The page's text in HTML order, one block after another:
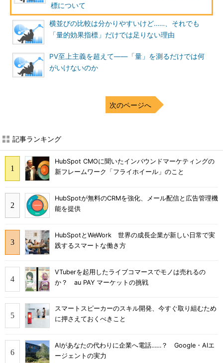
標について
横並びの比較は分かりやすいけど……、それでも
「量的効果指標」だけでは足りない理由
PV至上主義を超えて――「量」を測るだけでは何
がいけないのか
次のページへ
記事ランキング
HubSpot CMOに聞いたインバウンドマーケティングの
新フレームワーク「フライホイール」のこと
HubSpotが無料のCRMを強化、メール配信と広告管理機
能を提供
HubSpotとWeWork 世界の成長企業が新しい日常で実
践するスマートな働き方
VTuberを起用したライブコマースでモノは売れるの
か？ au PAY マーケットの挑戦
スマートスピーカーのスキル開発、今すぐ取り組むため
に押さえておくべきこと
AIがあなたの代わりに企業へ電話……？ Google・AIエ
ージェントの実力